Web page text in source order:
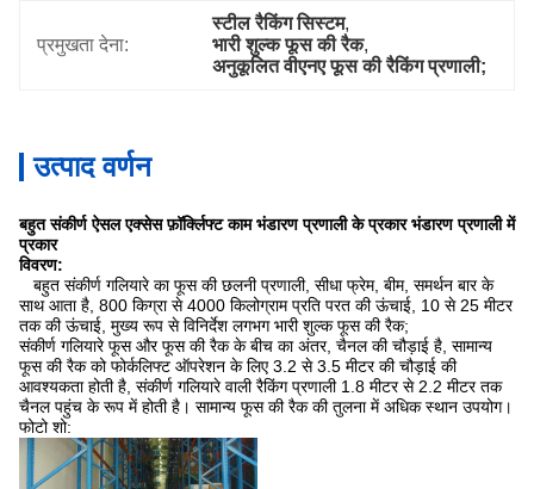
प्रमुखता देना:
स्टील रैकिंग सिस्टम,
भारी शुल्क फूस की रैक,
अनुकूलित वीएनए फूस की रैकिंग प्रणाली;
उत्पाद वर्णन
बहुत संकीर्ण ऐसल एक्सेस फ़ॉर्क्लिफ्ट काम भंडारण प्रणाली के प्रकार भंडारण प्रणाली में
प्रकार
विवरण:
बहुत संकीर्ण गलियारे का फूस की छलनी प्रणाली, सीधा फ्रेम, बीम, समर्थन बार के
साथ आता है, 800 किग्रा से 4000 किलोग्राम प्रति परत की ऊंचाई, 10 से 25 मीटर
तक की ऊंचाई, मुख्य रूप से विनिर्देश लगभग भारी शुल्क फूस की रैक;
संकीर्ण गलियारे फूस और फूस की रैक के बीच का अंतर, चैनल की चौड़ाई है, सामान्य
फूस की रैक को फोर्कलिफ्ट ऑपरेशन के लिए 3.2 से 3.5 मीटर की चौड़ाई की
आवश्यकता होती है, संकीर्ण गलियारे वाली रैकिंग प्रणाली 1.8 मीटर से 2.2 मीटर तक
चैनल पहुंच के रूप में होती है। सामान्य फूस की रैक की तुलना में अधिक स्थान उपयोग।
फोटो शो: